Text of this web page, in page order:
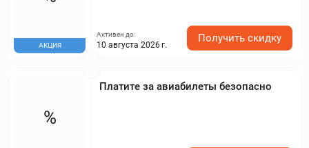
АКЦИЯ
Активен до:
10 августа 2026 г.
Получить скидку
Платите за авиабилеты безопасно
%